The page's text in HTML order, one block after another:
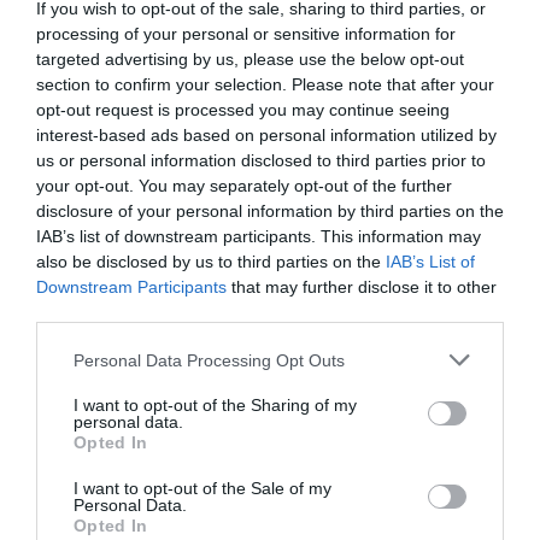
If you wish to opt-out of the sale, sharing to third parties, or
processing of your personal or sensitive information for
targeted advertising by us, please use the below opt-out
section to confirm your selection. Please note that after your
opt-out request is processed you may continue seeing
interest-based ads based on personal information utilized by
us or personal information disclosed to third parties prior to
your opt-out. You may separately opt-out of the further
disclosure of your personal information by third parties on the
IAB’s list of downstream participants. This information may
also be disclosed by us to third parties on the IAB’s List of
Downstream Participants that may further disclose it to other
Please note that this website/app uses one or more Google
not limited to your visit or usage behaviour. You may click to
grant or deny consent to Google and its third-party tags to
use your data for below specified purposes in below Google
consent section.
Personal Data Processing Opt Outs
I want to opt-out of the Sharing of my
personal data.
Opted In
I want to opt-out of the Sale of my
Personal Data.
Opted In
Ennyibe kerül az e-autók kötelező biztosítása
kötelező gépjármű biztosítás kgfb kampány
díjak